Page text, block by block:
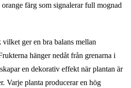
färg som signalerar full mognad
ger en bra balans mellan
hänger nedåt från grenarna i
en dekorativ effekt när plantan är
Varje planta producerar en hög